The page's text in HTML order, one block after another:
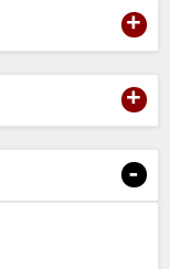
+
+
-